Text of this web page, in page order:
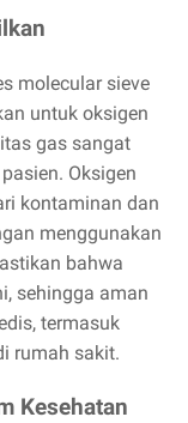
molecular sieve
untuk oksigen
gas sangat
Oksigen
kontaminan dan
menggunakan
bahwa
sehingga aman
termasuk
rumah sakit.
Kesehatan